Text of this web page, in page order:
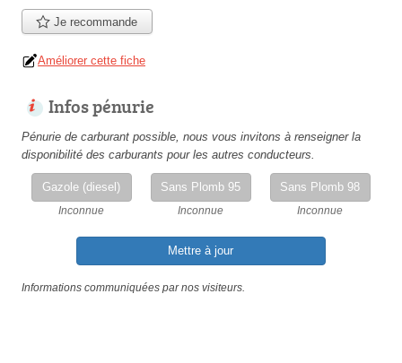
Je recommande
Améliorer cette fiche
Infos pénurie
Pénurie de carburant possible, nous vous invitons à renseigner la
disponibilité des carburants pour les autres conducteurs.
Gazole (diesel)
Inconnue
Sans Plomb 95
Inconnue
Sans Plomb 98
Inconnue
Mettre à jour
Informations communiquées par nos visiteurs.